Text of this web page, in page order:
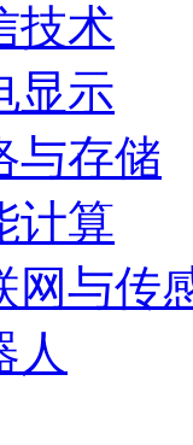
技术
显示
与存储
计算
网与传
人